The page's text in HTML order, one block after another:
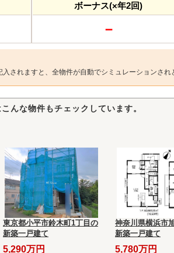
ボーナス(×年2回)
－
入されますと、全物件が自動でシミュレーションさ
んな物件もチェックしています。
東京都小平市鈴木町1丁目の
新築一戸建て
5,290万円
神奈川県横浜市
新築一戸建て
5,780万円